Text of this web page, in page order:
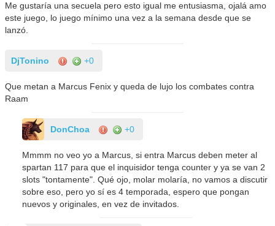
Me gustaría una secuela pero esto igual me entusiasma, ojalá amo
este juego, lo juego mínimo una vez a la semana desde que se
lanzó.
DjTonino +0
Que metan a Marcus Fenix y queda de lujo los combates contra
Raam
DonChoa +0
Mmmm no veo yo a Marcus, si entra Marcus deben meter al
spartan 117 para que el inquisidor tenga counter y ya se van 2
slots "tontamente". Qué ojo, molar molaría, no vamos a discutir
sobre eso, pero yo sí es 4 temporada, espero que pongan
nuevos y originales, en vez de invitados.